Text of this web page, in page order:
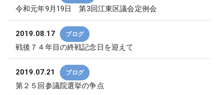
令和元年9月19日 第3回江東区議会定例会
2019.08.17 ブログ
戦後７４年目の終戦記念日を迎えて
2019.07.21 ブログ
第２５回参議院選挙の争点